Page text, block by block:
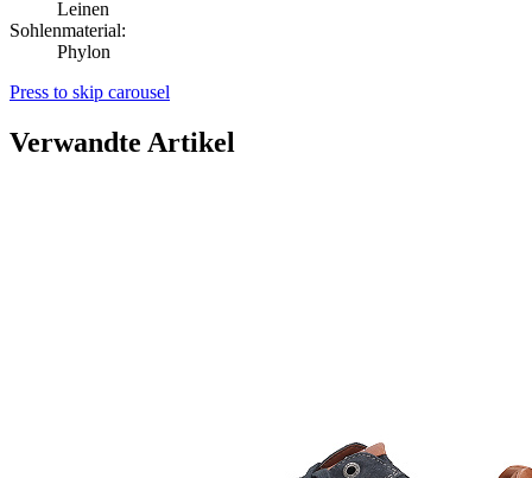
Leinen
Sohlenmaterial:
Phylon
Press to skip carousel
Verwandte Artikel